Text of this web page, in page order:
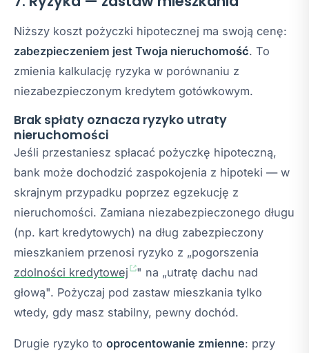
Niższy koszt pożyczki hipotecznej ma swoją cenę:
zabezpieczeniem jest Twoja nieruchomość. To
zmienia kalkulację ryzyka w porównaniu z
niezabezpieczonym kredytem gotówkowym.
Brak spłaty oznacza ryzyko utraty
nieruchomości
Jeśli przestaniesz spłacać pożyczkę hipoteczną,
bank może dochodzić zaspokojenia z hipoteki — w
skrajnym przypadku poprzez egzekucję z
nieruchomości. Zamiana niezabezpieczonego długu
(np. kart kredytowych) na dług zabezpieczony
mieszkaniem przenosi ryzyko z „pogorszenia
zdolności kredytowej
" na „utratę dachu nad
głową". Pożyczaj pod zastaw mieszkania tylko
wtedy, gdy masz stabilny, pewny dochód.
Drugie ryzyko to oprocentowanie zmienne: przy